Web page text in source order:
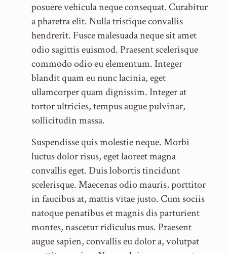
posuere vehicula neque consequat. Curabitur
a pharetra elit. Nulla tristique convallis
hendrerit. Fusce malesuada neque sit amet
odio sagittis euismod. Praesent scelerisque
commodo odio eu elementum. Integer
blandit quam eu nunc lacinia, eget
ullamcorper quam dignissim. Integer at
tortor ultricies, tempus augue pulvinar,
sollicitudin massa.
Suspendisse quis molestie neque. Morbi
luctus dolor risus, eget laoreet magna
convallis eget. Duis lobortis tincidunt
scelerisque. Maecenas odio mauris, porttitor
in faucibus at, mattis vitae justo. Cum sociis
natoque penatibus et magnis dis parturient
montes, nascetur ridiculus mus. Praesent
augue sapien, convallis eu dolor a, volutpat